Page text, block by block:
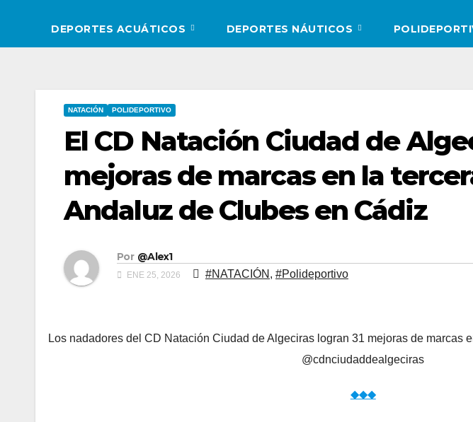
DEPORTES ACUÁTICOS DEPORTES NÁUTICOS
NATACIÓN POLIDEPORTIVO
El CD Natación Ciudad de
mejoras de marcas en la
Andaluz de Clubes en Cádiz
Por @Alex1
ENE 25, 2026 #NATACIÓN , #Polideportivo
Los nadadores del CD Natación Ciudad de Algeciras logran 31 mejoras de marcas
@cdnciudaddealgeciras
◆◆◆